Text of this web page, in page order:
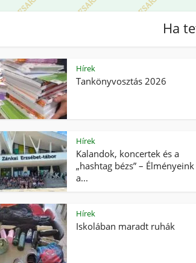
Ha
Hírek
Tankönyvosztás 2026
Hírek
Kalandok, koncertek és a
„hashtag bézs” – Élményeink
a...
Hírek
Iskolában maradt ruhák